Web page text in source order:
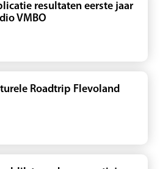
resultaten eerste jaar
VMBO
Roadtrip Flevoland